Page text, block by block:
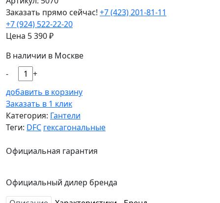
Заказать прямо сейчас! +7 (423) 201-81-11
+7 (924) 522-22-20
Цена 5 390₽
В наличии в Москве
-
+
добавить в корзину
Заказать в 1 клик
Категория: Гантели
Теги: DFC гексагональные
Официальная гарантия
Официальный дилер бренда